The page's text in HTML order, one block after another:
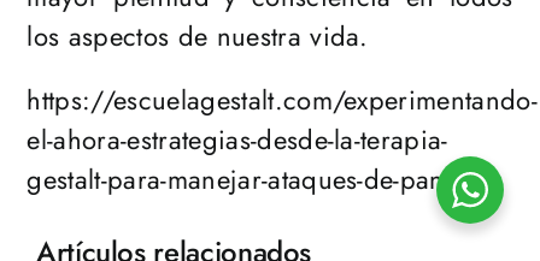
los aspectos de nuestra vida.
https://escuelagestalt.com/experimentando-
el-ahora-estrategias-desde-la-terapia-
gestalt-para-manejar-ataques-de-panico/
Artículos relacionados